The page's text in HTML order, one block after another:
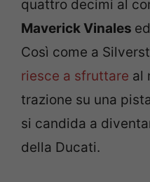
quattro decimi al
Maverick Vinales
Così come a
riesce a sfruttare al
trazione su una
si candida a
della Ducati.